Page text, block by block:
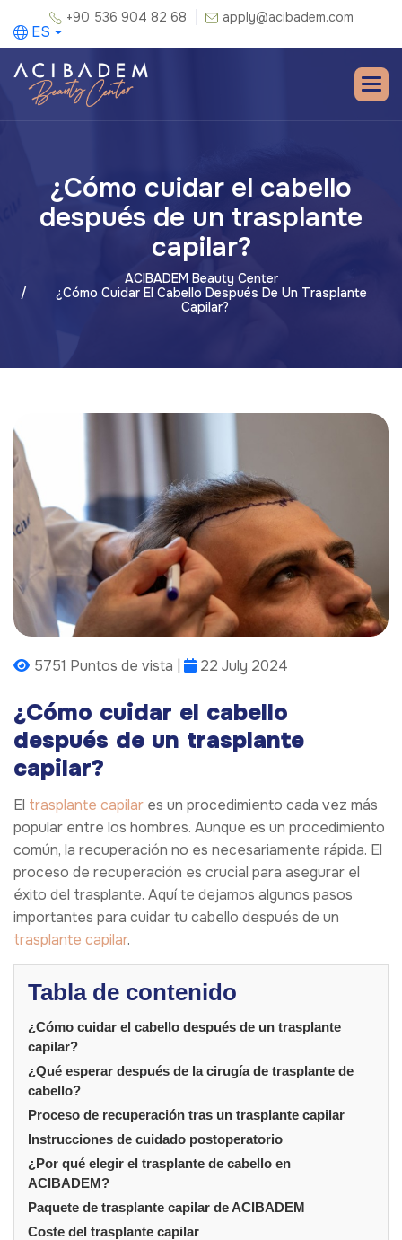
+90 536 904 82 68 apply@acibadem.com
ES
¿Cómo cuidar el cabello
después de un trasplante
capilar?
ACIBADEM Beauty Center
¿Cómo Cuidar El Cabello Después De Un Trasplante
Capilar?
5751 Puntos de vista | 22 July 2024
¿Cómo cuidar el cabello
después de un trasplante
capilar?
El trasplante capilar es un procedimiento cada vez más
popular entre los hombres. Aunque es un procedimiento
común, la recuperación no es necesariamente rápida. El
proceso de recuperación es crucial para asegurar el
éxito del trasplante. Aquí te dejamos algunos pasos
importantes para cuidar tu cabello después de un
trasplante capilar.
Tabla de contenido
¿Cómo cuidar el cabello después de un trasplante
capilar?
¿Qué esperar después de la cirugía de trasplante de
cabello?
Proceso de recuperación tras un trasplante capilar
Instrucciones de cuidado postoperatorio
¿Por qué elegir el trasplante de cabello en
ACIBADEM?
Paquete de trasplante capilar de ACIBADEM
Coste del trasplante capilar